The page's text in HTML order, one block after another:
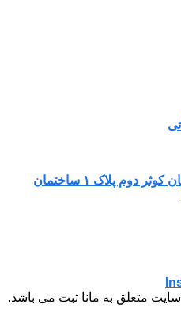
تهران خیابان ستارخان خیابان کوثر دوم پلاک ۱ ساختمان
متعلق به مانا ثبت می باشد.